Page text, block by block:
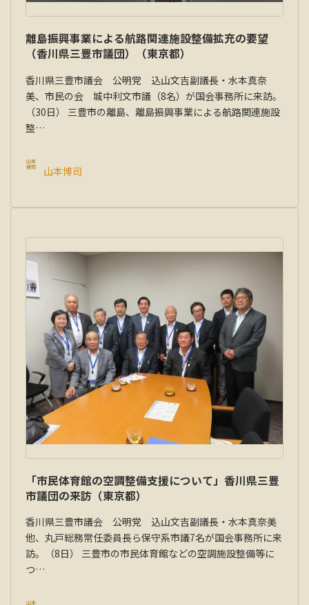
離島振興事業による航路関連施設整備拡充の要望
（香川県三豊市議団）（東京都）
香川県三豊市議会 公明党 込山文吉副議長・水本真奈
美、市民の会 城中利文市議（8名）が国会事務所に来訪。
（30日） 三豊市の離島、離島振興事業による航路関連施設
整…
山本博司
「市民体育館の空調整備支援について」香川県三豊
市議団の来訪（東京都）
香川県三豊市議会 公明党 込山文吉副議長・水本真奈美
他、丸戸総務常任委員長ら保守系市議7名が国会事務所に来
訪。（8日） 三豊市の市民体育館などの空調施設整備等に
つ…